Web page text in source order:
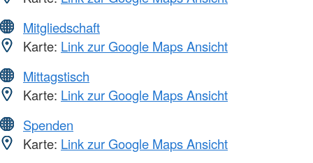
Mitgliedschaft
Karte: Link zur Google Maps Ansicht
Mittagstisch
Karte: Link zur Google Maps Ansicht
Spenden
Karte: Link zur Google Maps Ansicht